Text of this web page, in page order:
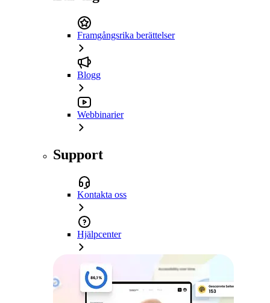
Framgångsrika berättelser
Blogg
Webbinarier
Support
Kontakta oss
Hjälpcenter